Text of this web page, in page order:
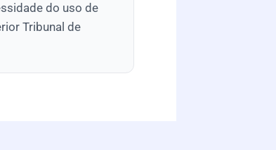
do uso de
Tribunal de